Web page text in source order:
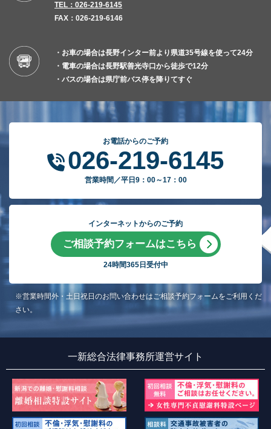
TEL：026-219-6145
FAX：026-219-6146
・お車の場合は長野インター前より県道35号線を使って24分
・電車の場合は長野駅善光寺口から徒歩で12分
・バスの場合は県庁前バス停を降りてすぐ
お電話からのご予約
026-219-6145
営業時間／平日9：00～17：00
インターネットからのご予約
ご相談予約フォームはこちら
24時間365日受付中
※営業時間外・土日祝日のお問い合わせはご相談予約フォームをご利用くだ
さい。
一新総合法律事務所運営サイト